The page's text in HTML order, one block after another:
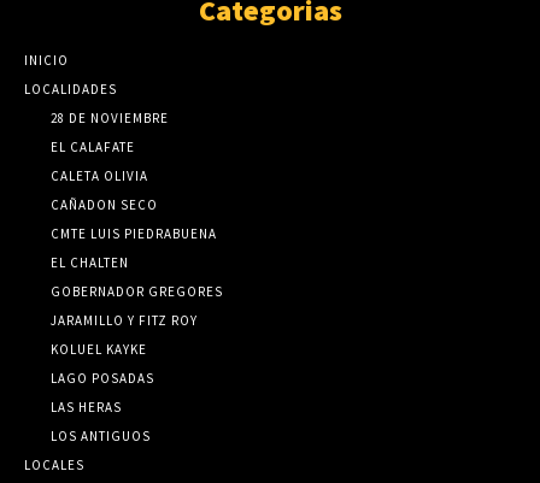
Categorias
INICIO
LOCALIDADES
28 DE NOVIEMBRE
EL CALAFATE
CALETA OLIVIA
CAÑADON SECO
CMTE LUIS PIEDRABUENA
EL CHALTEN
GOBERNADOR GREGORES
JARAMILLO Y FITZ ROY
KOLUEL KAYKE
LAGO POSADAS
LAS HERAS
LOS ANTIGUOS
LOCALES